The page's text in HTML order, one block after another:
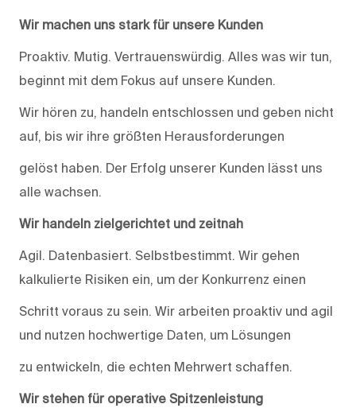
Wir machen uns stark für unsere Kunden
Proaktiv. Mutig. Vertrauenswürdig. Alles was wir tun,
beginnt mit dem Fokus auf unsere Kunden.
Wir hören zu, handeln entschlossen und geben nicht
auf, bis wir ihre größten Herausforderungen
gelöst haben. Der Erfolg unserer Kunden lässt uns
alle wachsen.
Wir handeln zielgerichtet und zeitnah
Agil. Datenbasiert. Selbstbestimmt. Wir gehen
kalkulierte Risiken ein, um der Konkurrenz einen
Schritt voraus zu sein. Wir arbeiten proaktiv und agil
und nutzen hochwertige Daten, um Lösungen
zu entwickeln, die echten Mehrwert schaffen.
Wir stehen für operative Spitzenleistung